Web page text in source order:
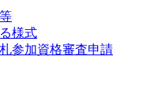
様式
参加資格審査申請